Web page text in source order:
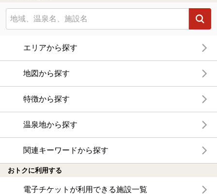
エリアから探す
地図から探す
特徴から探す
温泉地から探す
関連キーワードから探す
おトクに利用する
電子チケットが利用できる施設一覧